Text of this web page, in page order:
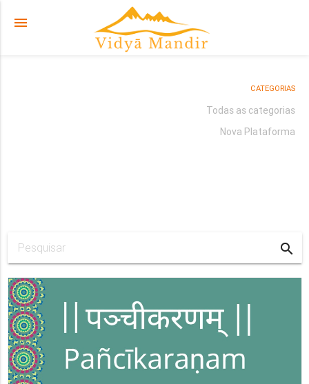
menu
CATEGORIAS
Todas as categorias
Nova Plataforma
search